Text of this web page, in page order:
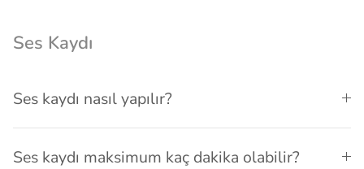
Ses Kaydı
Ses kaydı nasıl yapılır?
Ses kaydı maksimum kaç dakika olabilir?